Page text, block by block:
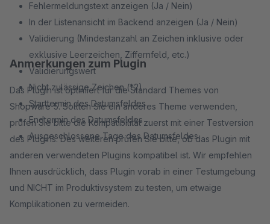
Fehlermeldungstext anzeigen (Ja / Nein)
In der Listenansicht im Backend anzeigen (Ja / Nein)
Validierung (Mindestanzahl an Zeichen inklusive oder
exklusive Leerzeichen, Ziffernfeld, etc.)
Validierungswert
Nicht zulässige Zeichen (*2)
Starttermin des Datumsfeldes
Endtermin des Datumsfeldes
Ausgeschlossene Tage des Datumsfeldes
Anmerkungen zum Plugin
Das Plugin ist optimiert für die Standard Themes von
Shopware 5. Sollten Sie ein anderes Theme verwenden,
prüfen Sie bitte die Kompatibilität zuerst mit einer Testversion
des Plugins. Des weiteren prüfen Sie bitte, ob das Plugin mit
anderen verwendeten Plugins kompatibel ist. Wir empfehlen
Ihnen ausdrücklich, dass Plugin vorab in einer Testumgebung
und NICHT im Produktivsystem zu testen, um etwaige
Komplikationen zu vermeiden.